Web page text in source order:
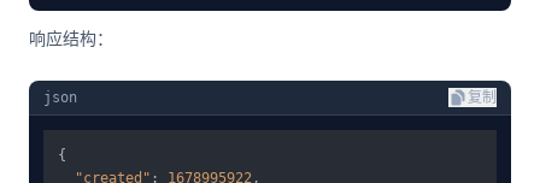
响应结构：
json 复制
{
"created" : 1678995922,